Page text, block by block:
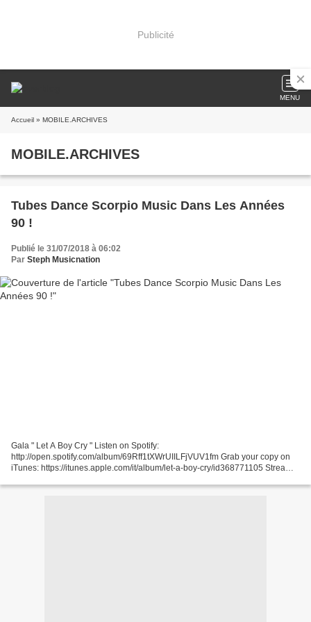
Publicité
MENU
Accueil » MOBILE.ARCHIVES
MOBILE.ARCHIVES
Tubes Dance Scorpio Music Dans Les Années
90 !
Publié le 31/07/2018 à 06:02
Par Steph Musicnation
Gala " Let A Boy Cry " Listen on Spotify:
http://open.spotify.com/album/69Rff1tXWrUIILFjVUV1fm Grab your copy on
iTunes: https://itunes.apple.com/it/album/let-a-boy-cry/id368771105 Stream